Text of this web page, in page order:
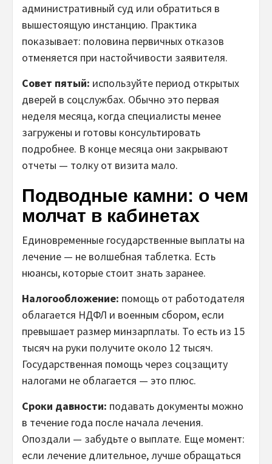
административный суд или обратиться в
вышестоящую инстанцию. Практика
показывает: половина первичных отказов
отменяется при настойчивости заявителя.
Совет пятый: используйте период открытых
дверей в соцслужбах. Обычно это первая
неделя месяца, когда специалисты менее
загружены и готовы консультировать
подробнее. В конце месяца они закрывают
отчеты — толку от визита мало.
Подводные камни: о чем
молчат в кабинетах
Единовременные государственные выплаты на
лечение — не волшебная таблетка. Есть
нюансы, которые стоит знать заранее.
Налогообложение: помощь от работодателя
облагается НДФЛ и военным сбором, если
превышает размер минзарплаты. То есть из 15
тысяч на руки получите около 12 тысяч.
Государственная помощь через соцзащиту
налогами не облагается — это плюс.
Сроки давности: подавать документы можно
в течение года после начала лечения.
Опоздали — забудьте о выплате. Еще момент:
если лечение длительное, лучше обращаться